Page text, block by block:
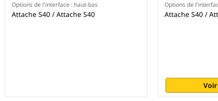
Options de l'interface : haut-bas
Attache S40 / Attache S40
Options de
Attache S40 /